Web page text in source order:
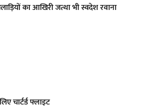
का आखिरी जत्था भी स्वदेश रवाना
चार्टर्ड फ्लाइट